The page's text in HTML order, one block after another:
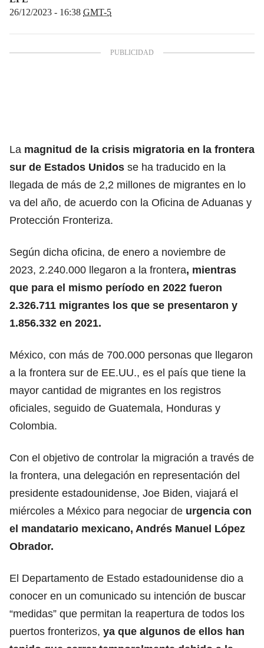
26/12/2023 - 16:38 GMT-5
La magnitud de la crisis migratoria en la frontera
sur de Estados Unidos se ha traducido en la
llegada de más de 2,2 millones de migrantes en lo
va del año, de acuerdo con la Oficina de Aduanas y
Protección Fronteriza.
Según dicha oficina, de enero a noviembre de
2023, 2.240.000 llegaron a la frontera, mientras
que para el mismo período en 2022 fueron
2.326.711 migrantes los que se presentaron y
1.856.332 en 2021.
México, con más de 700.000 personas que llegaron
a la frontera sur de EE.UU., es el país que tiene la
mayor cantidad de migrantes en los registros
oficiales, seguido de Guatemala, Honduras y
Colombia.
Con el objetivo de controlar la migración a través de
la frontera, una delegación en representación del
presidente estadounidense, Joe Biden, viajará el
miércoles a México para negociar de urgencia con
el mandatario mexicano, Andrés Manuel López
Obrador.
El Departamento de Estado estadounidense dio a
conocer en un comunicado su intención de buscar
“medidas” que permitan la reapertura de todos los
puertos fronterizos, ya que algunos de ellos han